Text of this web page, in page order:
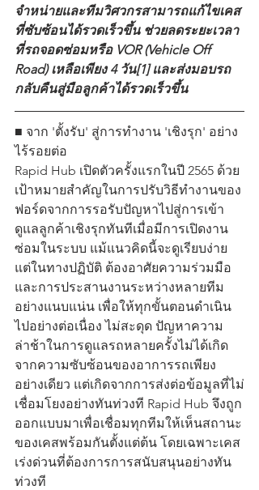
จำหน่ายและทีมวิศวกรสามารถแก้ไขเคส
ที่ซับซ้อนได้รวดเร็วขึ้น ช่วยลดระยะเวลา
ที่รถจอดซ่อมหรือ VOR (Vehicle Off
Road) เหลือเพียง 4 วัน[1] และส่งมอบรถ
กลับคืนสู่มือลูกค้าได้รวดเร็วขึ้น
■ จาก 'ตั้งรับ' สู่การทำงาน 'เชิงรุก' อย่าง
ไร้รอยต่อ
Rapid Hub เปิดตัวครั้งแรกในปี 2565 ด้วย
เป้าหมายสำคัญในการปรับวิธีทำงานของ
ฟอร์ดจากการรอรับปัญหาไปสู่การเข้า
ดูแลลูกค้าเชิงรุกทันทีเมื่อมีการเปิดงาน
ซ่อมในระบบ แม้แนวคิดนี้จะดูเรียบง่าย
แต่ในทางปฏิบัติ ต้องอาศัยความร่วมมือ
และการประสานงานระหว่างหลายทีม
อย่างแนบแน่น เพื่อให้ทุกขั้นตอนดำเนิน
ไปอย่างต่อเนื่อง ไม่สะดุด ปัญหาความ
ล่าช้าในการดูแลรถหลายครั้งไม่ได้เกิด
จากความซับซ้อนของอาการรถเพียง
อย่างเดียว แต่เกิดจากการส่งต่อข้อมูลที่ไม่
เชื่อมโยงอย่างทันท่วงที Rapid Hub จึงถูก
ออกแบบมาเพื่อเชื่อมทุกทีมให้เห็นสถานะ
ของเคสพร้อมกันตั้งแต่ต้น โดยเฉพาะเคส
เร่งด่วนที่ต้องการการสนับสนุนอย่างทัน
ท่วงที